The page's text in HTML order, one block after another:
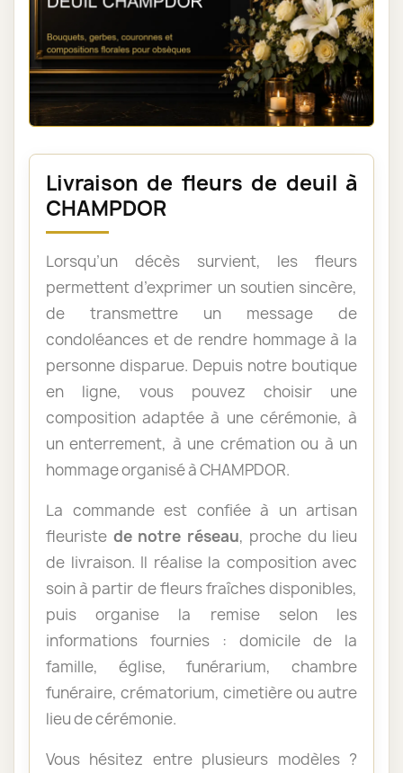
Livraison de fleurs de deuil à
CHAMPDOR
Lorsqu’un décès survient, les fleurs
permettent d’exprimer un soutien sincère,
de transmettre un message de
condoléances et de rendre hommage à la
personne disparue. Depuis notre boutique
en ligne, vous pouvez choisir une
composition adaptée à une cérémonie, à
un enterrement, à une crémation ou à un
hommage organisé à CHAMPDOR.
La commande est confiée à un artisan
fleuriste de notre réseau, proche du lieu
de livraison. Il réalise la composition avec
soin à partir de fleurs fraîches disponibles,
puis organise la remise selon les
informations fournies : domicile de la
famille, église, funérarium, chambre
funéraire, crématorium, cimetière ou autre
lieu de cérémonie.
Vous hésitez entre plusieurs modèles ?